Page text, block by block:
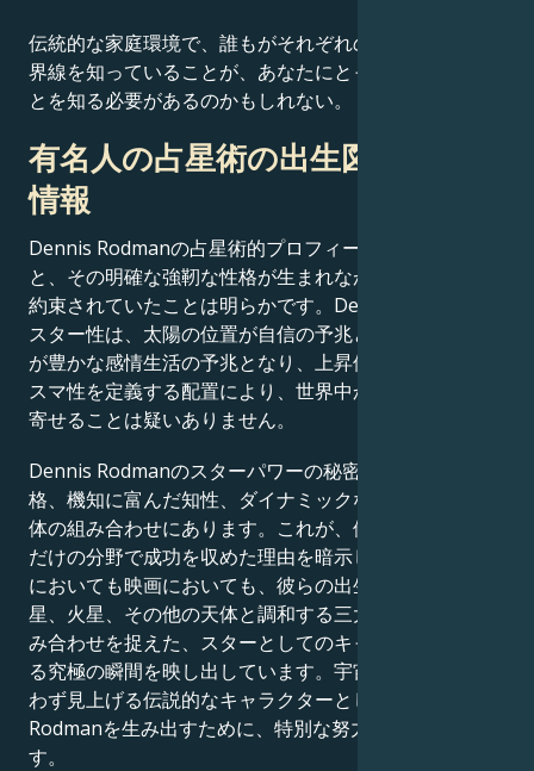
伝統的な家庭環境で、誰もがそれぞれの役割、責任、境
界線を知っていることが、あなたにとって快適であるこ
とを知る必要があるのかもしれない。
有名人の占星術の出生図に関する
情報
Dennis Rodmanの占星術的プロフィールを考慮する
と、その明確な強靭な性格が生まれながらにして栄光を
約束されていたことは明らかです。Dennis Rodmanの
スター性は、太陽の位置が自信の予兆となり、月の位置
が豊かな感情生活の予兆となり、上昇位置が自然なカリ
スマ性を定義する配置により、世界中からファンを引き
寄せることは疑いありません。
Dennis Rodmanのスターパワーの秘密は、偉大な性
格、機知に富んだ知性、ダイナミックな存在感を示す天
体の組み合わせにあります。これが、他人がただ夢見る
だけの分野で成功を収めた理由を暗示しています。人生
においても映画においても、彼らの出生図は、水星、金
星、火星、その他の天体と調和する三大星座の完璧な組
み合わせを捉えた、スターとしてのキャラクターを形作
る究極の瞬間を映し出しています。宇宙は、私たちが思
わず見上げる伝説的なキャラクターとしてDennis
Rodmanを生み出すために、特別な努力を払ったので
す。